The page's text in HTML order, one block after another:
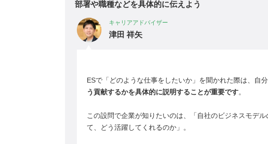
部署や職種などを具体的に伝えよう
キャリアアドバイザー
津田 祥矢
ESで「どのような仕事をしたいか」を聞かれた際は、自
う貢献するかを具体的に説明することが重要です。
この設問で企業が知りたいのは、「自社のビジネスモデ
て、どう活躍してくれるのか」。